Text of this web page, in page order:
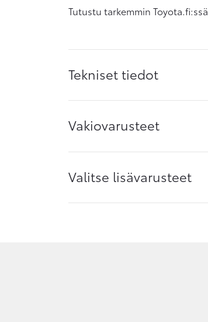
Tutustu tarkemmin Toyota.fi:ssä
Tekniset tiedot
Vakiovarusteet
Valitse lisävarusteet